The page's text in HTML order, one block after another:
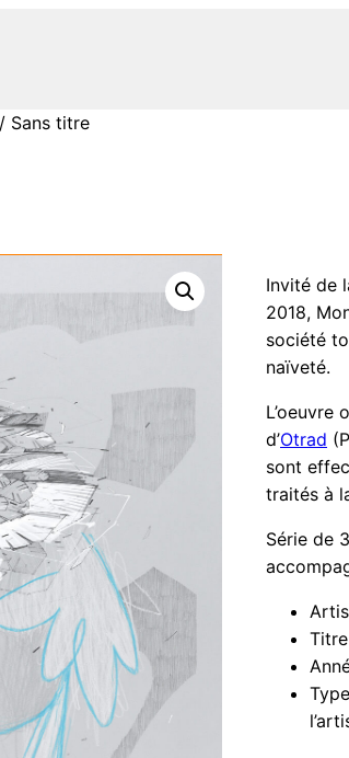
/ Sans titre
Invité de
2018,
société
naïveté.
L’oeuvre
d’Otrad
sont
traités à
Série de